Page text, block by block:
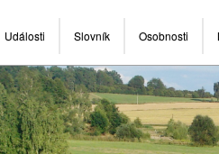
Události Slovník Osobnosti